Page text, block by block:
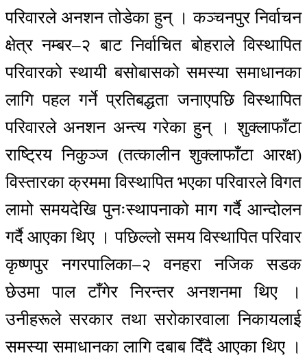
परिवारले अनशन तोडेका हुन् । कञ्चनपुर निर्वाचन
क्षेत्र नम्बर–२ बाट निर्वाचित बोहराले विस्थापित
परिवारको स्थायी बसोबासको समस्या समाधानका
लागि पहल गर्ने प्रतिबद्धता जनाएपछि विस्थापित
परिवारले अनशन अन्त्य गरेका हुन् । शुक्लाफाँटा
राष्ट्रिय निकुञ्ज (तत्कालीन शुक्लाफाँटा आरक्ष)
विस्तारका क्रममा विस्थापित भएका परिवारले विगत
लामो समयदेखि पुनःस्थापनाको माग गर्दै आन्दोलन
गर्दै आएका थिए । पछिल्लो समय विस्थापित परिवार
कृष्णपुर नगरपालिका–२ वनहरा नजिक सडक
छेउमा पाल टाँगेर निरन्तर अनशनमा थिए ।
उनीहरूले सरकार तथा सरोकारवाला निकायलाई
समस्या समाधानका लागि दबाब दिँदै आएका थिए ।